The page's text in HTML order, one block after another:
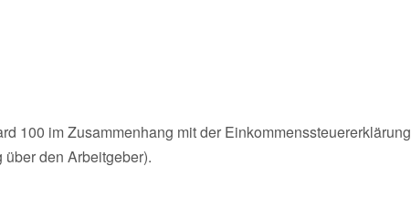
100 im Zusammenhang mit der Einkommenssteuererklärung
den Arbeitgeber).